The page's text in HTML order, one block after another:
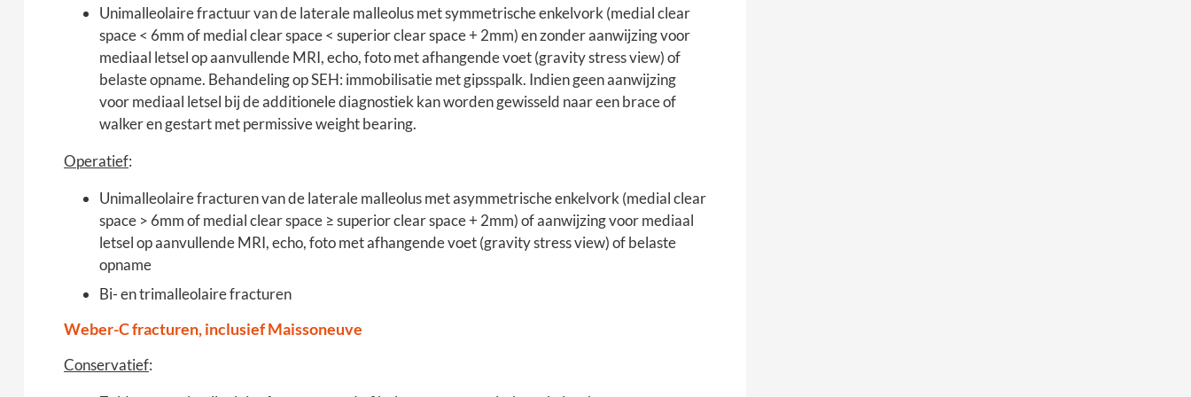
Unimalleolaire fractuur van de laterale malleolus met symmetrische enkelvork (medial clear
space < 6mm of medial clear space < superior clear space + 2mm) en zonder aanwijzing voor
mediaal letsel op aanvullende MRI, echo, foto met afhangende voet (gravity stress view) of
belaste opname. Behandeling op SEH: immobilisatie met gipsspalk. Indien geen aanwijzing
voor mediaal letsel bij de additionele diagnostiek kan worden gewisseld naar een brace of
walker en gestart met permissive weight bearing.
Operatief:
Unimalleolaire fracturen van de laterale malleolus met asymmetrische enkelvork (medial clear
space > 6mm of medial clear space ≥superior clear space + 2mm) of aanwijzing voor mediaal
letsel op aanvullende MRI, echo, foto met afhangende voet (gravity stress view) of belaste
opname
Bi- en trimalleolaire fracturen
Weber-C fracturen, inclusief Maissoneuve
Conservatief: